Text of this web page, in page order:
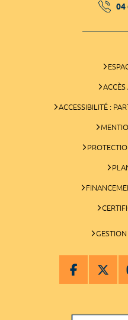
04
ACCESSIBILITÉ :